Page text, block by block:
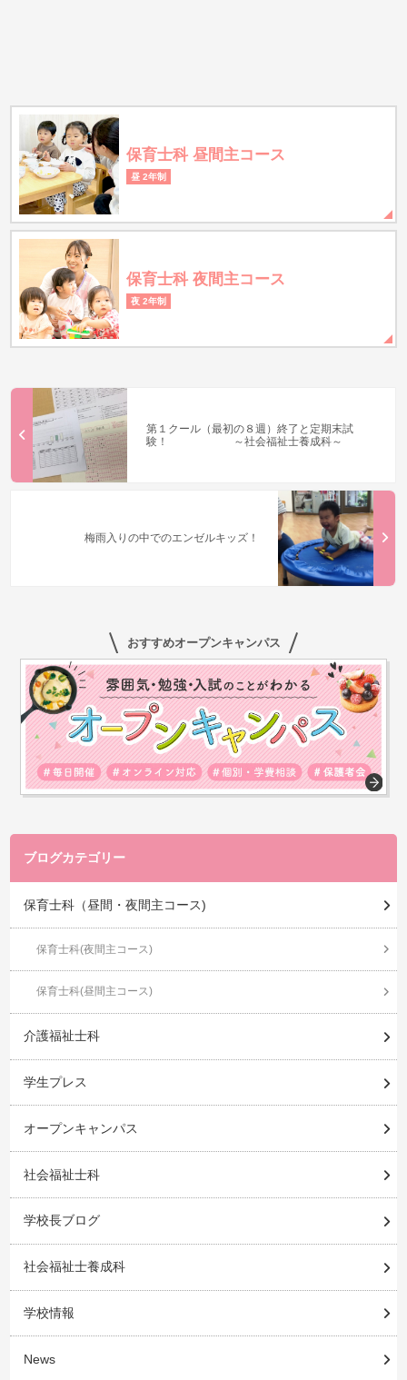
保育士科 昼間主コース
昼 2年制
保育士科 夜間主コース
夜 2年制
第１クール（最初の８週）終了と定期末試
験！ ～社会福祉士養成科～
梅雨入りの中でのエンゼルキッズ！
おすすめオープンキャンパス
ブログカテゴリー
保育士科（昼間・夜間主コース)
保育士科(夜間主コース)
保育士科(昼間主コース)
介護福祉士科
学生プレス
オープンキャンパス
社会福祉士科
学校長ブログ
社会福祉士養成科
学校情報
News